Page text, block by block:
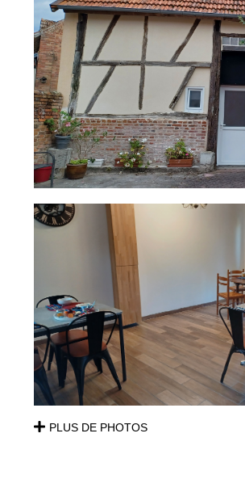
PLUS DE PHOTOS